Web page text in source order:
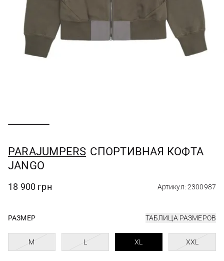
PARAJUMPERS СПОРТИВНАЯ КОФТА
JANGO
18 900 грн Артикул: 2300987
РАЗМЕР ТАБЛИЦА РАЗМЕРОВ
M L XL XXL